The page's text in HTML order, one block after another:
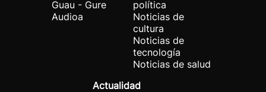
Guau - Gure
Audioa
política
Noticias de
cultura
Noticias de
tecnología
Noticias de salud
Actualidad